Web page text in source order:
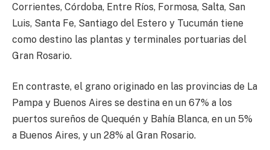
Corrientes, Córdoba, Entre Ríos, Formosa, Salta, San
Luis, Santa Fe, Santiago del Estero y Tucumán tiene
como destino las plantas y terminales portuarias del
Gran Rosario.
En contraste, el grano originado en las provincias de La
Pampa y Buenos Aires se destina en un 67% a los
puertos sureños de Quequén y Bahía Blanca, en un 5%
a Buenos Aires, y un 28% al Gran Rosario.